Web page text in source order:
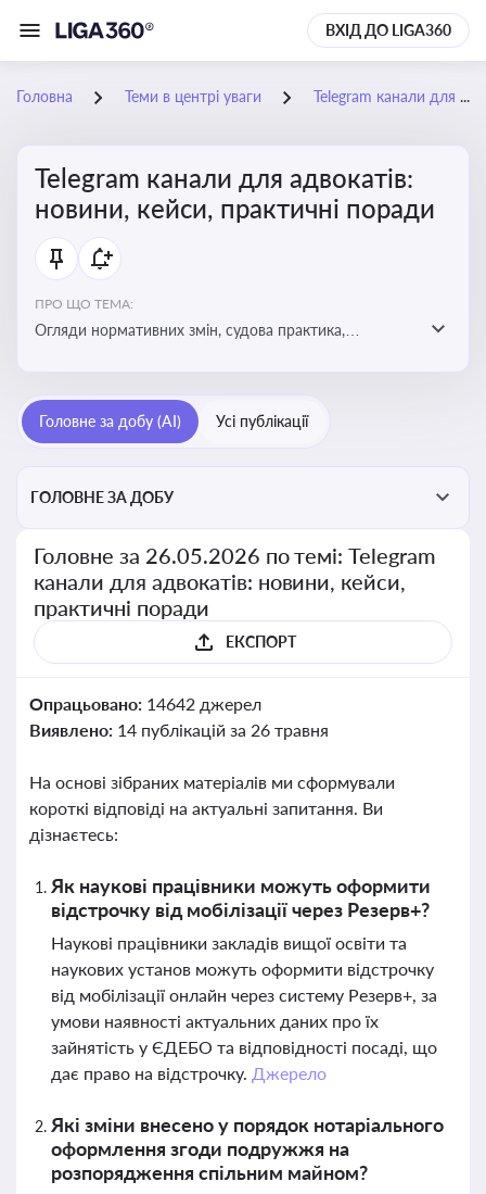
ВХІД ДО LIGA360
Головна Теми в центрі уваги Telegram канали для адвокатів: новини, кейси, практичні поради
Telegram канали для адвокатів:
новини, кейси, практичні поради
ПРО ЩО ТЕМА:
Огляди нормативних змін, судова практика,
адвокатів
Головне за добу (AI) Усі публікації
ГОЛОВНЕ ЗА ДОБУ
Головне за 26.05.2026 по темі: Telegram
канали для адвокатів: новини, кейси,
практичні поради
ЕКСПОРТ
Опрацьовано: 14642 джерел
Виявлено: 14 публікацій за 26 травня
На основі зібраних матеріалів ми сформували
короткі відповіді на актуальні запитання. Ви
дізнаєтесь:
Як наукові працівники можуть оформити
відстрочку від мобілізації через Резерв+?
Наукові працівники закладів вищої освіти та
наукових установ можуть оформити відстрочку
від мобілізації онлайн через систему Резерв+, за
умови наявності актуальних даних про їх
зайнятість у ЄДЕБО та відповідності посаді, що
дає право на відстрочку. Джерело
Які зміни внесено у порядок нотаріального
оформлення згоди подружжя на
розпорядження спільним майном?